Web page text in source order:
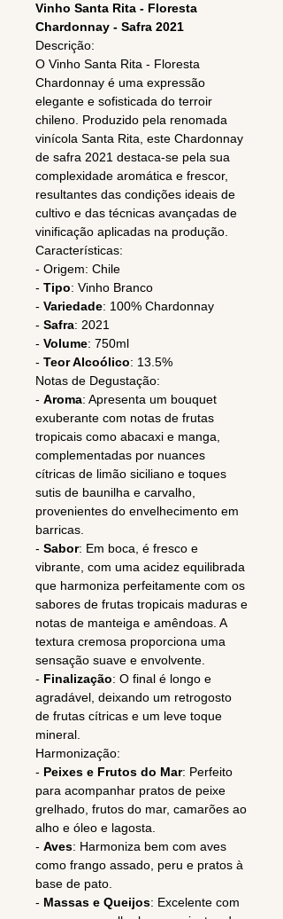
Vinho Santa Rita - Floresta
Chardonnay - Safra 2021
Descrição:
O Vinho Santa Rita - Floresta
Chardonnay é uma expressão
elegante e sofisticada do terroir
chileno. Produzido pela renomada
vinícola Santa Rita, este Chardonnay
de safra 2021 destaca-se pela sua
complexidade aromática e frescor,
resultantes das condições ideais de
cultivo e das técnicas avançadas de
vinificação aplicadas na produção.
Características:
- Origem: Chile
- Tipo: Vinho Branco
- Variedade: 100% Chardonnay
- Safra: 2021
- Volume: 750ml
- Teor Alcoólico: 13.5%
Notas de Degustação:
- Aroma: Apresenta um bouquet
exuberante com notas de frutas
tropicais como abacaxi e manga,
complementadas por nuances
cítricas de limão siciliano e toques
sutis de baunilha e carvalho,
provenientes do envelhecimento em
barricas.
- Sabor: Em boca, é fresco e
vibrante, com uma acidez equilibrada
que harmoniza perfeitamente com os
sabores de frutas tropicais maduras e
notas de manteiga e amêndoas. A
textura cremosa proporciona uma
sensação suave e envolvente.
- Finalização: O final é longo e
agradável, deixando um retrogosto
de frutas cítricas e um leve toque
mineral.
Harmonização:
- Peixes e Frutos do Mar: Perfeito
para acompanhar pratos de peixe
grelhado, frutos do mar, camarões ao
alho e óleo e lagosta.
- Aves: Harmoniza bem com aves
como frango assado, peru e pratos à
base de pato.
- Massas e Queijos: Excelente com